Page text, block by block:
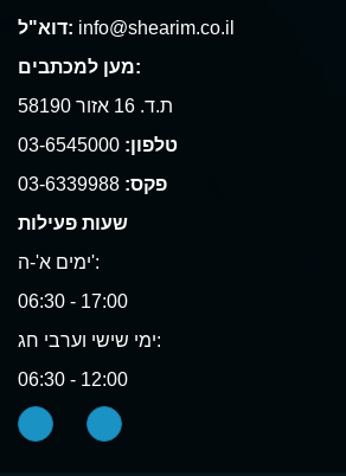
דוא"ל: info@shearim.co.il
מען למכתבים:
ת.ד. 16 אזור 58190
טלפון:
פקס:
שעות פעילות
ימים א'-ה':
06:30 - 17:00
ימי שישי וערבי חג:
06:30 - 12:00